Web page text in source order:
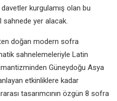
kurgulamış olan bu
sahnede yer alacak.
doğan modern sofra
sahnelemeleriyle Latin
Güneydoğu Asya
etkinliklere kadar
tasarımcının özgün 8 sofra